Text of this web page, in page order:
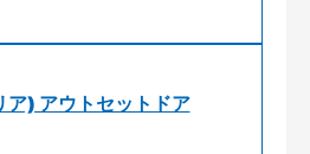
) アウトセットドア